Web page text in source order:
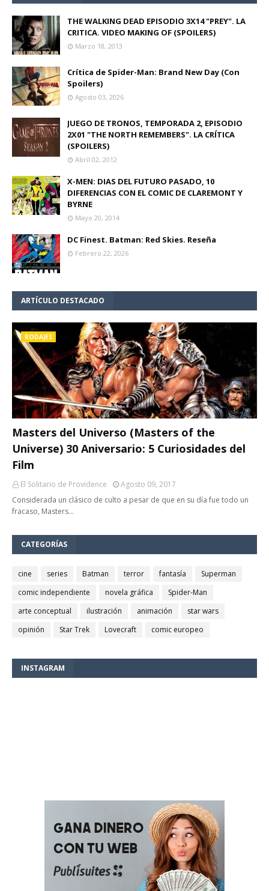
THE WALKING DEAD EPISODIO 3X14 "PREY". LA
CRITICA. VIDEO MAKING OF (SPOILERS)
Marzo 18, 2013
Crítica de Spider-Man: Brand New Day (Con
Spoilers)
Agosto 03, 2026
JUEGO DE TRONOS, TEMPORADA 2, EPISODIO
2X01 "THE NORTH REMEMBERS". LA CRÍTICA
(SPOILERS)
Abril 02, 2012
X-MEN: DIAS DEL FUTURO PASADO, 10
DIFERENCIAS CON EL COMIC DE CLAREMONT Y
BYRNE
Mayo 20, 2014
DC Finest. Batman: Red Skies. Reseña
Febrero 22, 2026
ARTÍCULO DESTACADO
RODAJES
Masters del Universo (Masters of the
Universe) 30 Aniversario: 5 Curiosidades del
Film
El Solitario de Providence
Agosto 09, 2017
Considerada un clásico de culto a pesar de que en su día fue todo un
fracaso, Masters…
CATEGORÍAS
cine series Batman terror fantasía
Superman
comic independiente
novela gráfica
Spider-Man
arte conceptual
ilustración animación
star wars
opinión
Star Trek Lovecraft comic europeo
INSTAGRAM